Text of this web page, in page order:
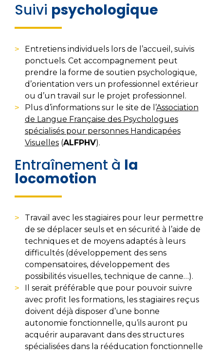
Suivi psychologique
Entretiens individuels lors de l’accueil, suivis
ponctuels. Cet accompagnement peut
prendre la forme de soutien psychologique,
d’orientation vers un professionnel extérieur
ou d’un travail sur le projet professionnel.
Plus d’informations sur le site de l’Association
de Langue Française des Psychologues
spécialisés pour personnes Handicapées
Visuelles(ALFPHV).
Entraînement à la
locomotion
Travail avec les stagiaires pour leur permettre
de se déplacer seuls et en sécurité à l’aide de
techniques et de moyens adaptés à leurs
difficultés (développement des sens
compensatoires, développement des
possibilités visuelles, technique de canne…).
Il serait préférable que pour pouvoir suivre
avec profit les formations, les stagiaires reçus
doivent déjà disposer d’une bonne
autonomie fonctionnelle, qu’ils auront pu
acquérir auparavant dans des structures
spécialisées dans la rééducation fonctionnelle